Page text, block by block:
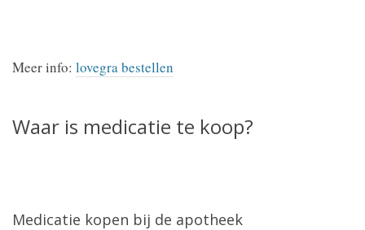
Meer info: lovegra bestellen
Waar is medicatie te koop?
Medicatie kopen bij de apotheek